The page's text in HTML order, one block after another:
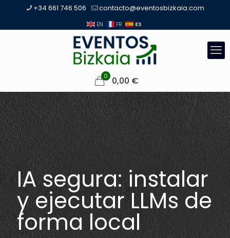
+34 661 746 506 contacto@eventosbizkaia.com
EN FR ES
0 0,00 €
IA segura: instalar
y ejecutar LLMs de
forma local